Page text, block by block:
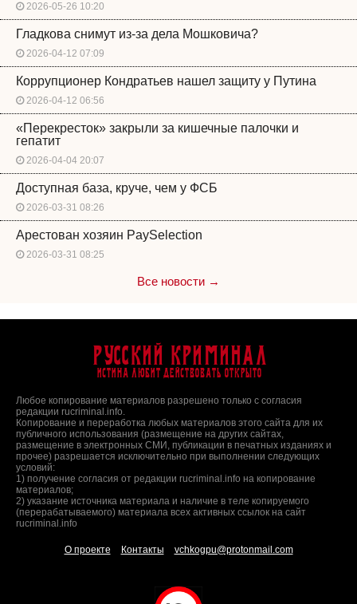
2026-05-26 10:20
Гладкова снимут из-за дела Мошковича?
2026-04-12 07:09
Коррупционер Кондратьев нашел защиту у Путина
2026-04-12 06:56
«Перекресток» закрыли за кишечные палочки и
гепатит
2026-04-04 20:07
Доступная база, круче, чем у ФСБ
2026-03-31 08:26
Арестован хозяин PaySelection
2026-03-31 08:25
Все новости →
Русский Криминал
Истина любит действовать открыто
Любое копирование материалов разрешено только с согласия
редакции rucriminal.info.
Копирование и переработка любых материалов этого сайта для их
публичного использования (размещение на других сайтах,
размещение в электронных СМИ, публикации в печатных изданиях и
прочее) разрешается исключительно при выполнении следующих
условий:
1) получение согласия от редакции rucriminal.info на копирование
материалов;
2) указание источника материала и наличие в теле копируемого
(перерабатываемого) материала всех активных ссылок на сайт
rucriminal.info
О проекте Контакты vchkogpu@protonmail.com